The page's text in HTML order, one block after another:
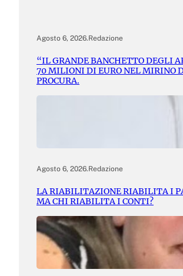
Agosto 6, 2026.Redazione
“IL GRANDE BANCHETTO DEGLI
70 MILIONI DI EURO NEL MIRINO
PROCURA.
Agosto 6, 2026.Redazione
LA RIABILITAZIONE RIABILITA I
MA CHI RIABILITA I CONTI?